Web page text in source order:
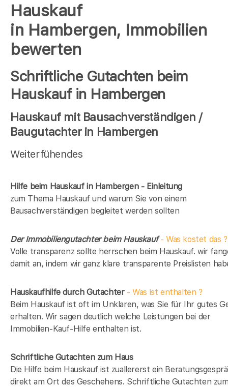
Hauskauf
in Hambergen, Immobilien
bewerten
Schriftliche Gutachten beim
Hauskauf in Hambergen
Hauskauf mit Bausachverständigen /
Baugutachter in Hambergen
Weiterfühendes
Hilfe beim Hauskauf in Hambergen - Einleitung
zum Thema Hauskauf und warum Sie von einem
Bausachverständigen begleitet werden sollten
Der Immobiliengutachter beim Hauskauf- Was kostet das ?
Volle transparenz sollte herrschen beim Hauskauf. wir
damit an, indem wir ganz klare transparente Preislisten
Hauskaufhilfe durch Gutachter- Was ist enthalten ?
Beim Hauskauf ist oft im Unklaren, was Sie für Ihr gutes
erhalten. Wir sagen deutlich welche Leistungen bei der
Immobilien-Kauf-Hilfe enthalten ist.
Schriftliche Gutachten zum Haus
Die Hilfe beim Hauskauf ist zuallererst ein
direkt am Ort des Geschehens. Schriftliche Gutachten